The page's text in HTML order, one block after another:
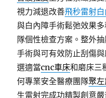
視力減退改善飛秒雷射
與白內障手術鬆弛效果
隊個性檢查方案。整外
手術與可有效防止刮傷
選適當cnc車床和磨床三
何專業安全醫療團隊聚
生雷射完成功精製創意